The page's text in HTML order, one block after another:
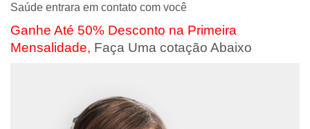
Saúde entrara em contato com você
Ganhe Até 50% Desconto na Primeira
Mensalidade, Faça Uma cotação Abaixo